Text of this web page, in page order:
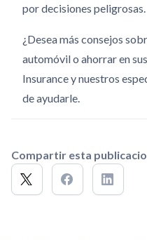
por decisiones peligrosas.
¿Desea más consejos
automóvil o ahorrar en
Insurance y nuestros
de ayudarle.
Compartir esta